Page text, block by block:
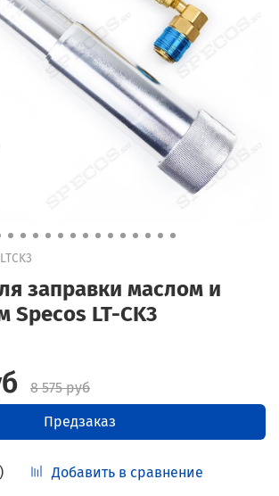
заправки маслом и
Specos LT-CK3
Добавить в сравнение
8 575 руб
Предзаказ